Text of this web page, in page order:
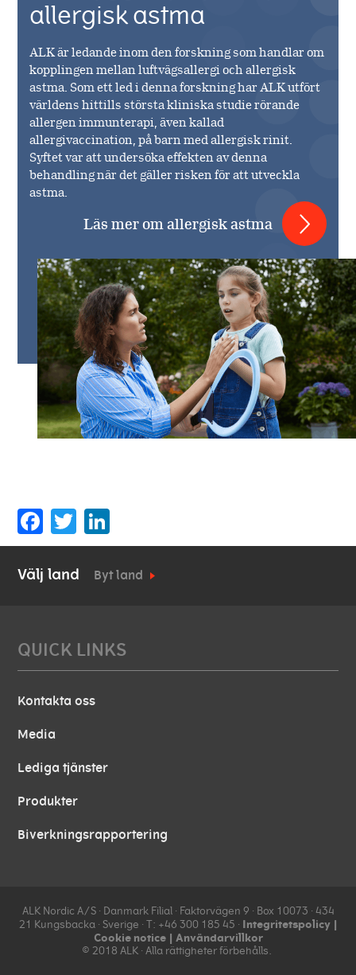
allergisk astma
ALK är ledande inom den forskning som handlar om
kopplingen mellan luftvägsallergi och allergisk
astma. Som ett led i denna forskning har ALK utfört
världens hittills största kliniska studie rörande
allergen immunterapi, även kallad
allergivaccination, på barn med allergisk rinit.
Syftet var att undersöka effekten av denna
behandling när det gäller risken för att utveckla
astma.
Läs mer om allergisk astma
Facebook
Twitter
Välj land Byt land
QUICK LINKS
Kontakta oss
Media
Lediga tjänster
Produkter
Biverkningsrapportering
ALK Nordic A/S ∙ Danmark Filial ∙ Faktorvägen 9 ∙ Box 10073 ∙ 434
21 Kungsbacka ∙ Sverige ∙ T: +46 300 185 45 ∙ Integritetspolicy|
Cookie notice| Användarvillkor
© 2018 ALK ∙ Alla rättigheter förbehålls.